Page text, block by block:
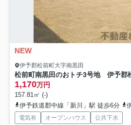
NEW
伊予郡松前町大字南黒田
1,170万円
157.81㎡ (-)
伊予鉄道郡中線「新川」駅 徒歩6分
電気有 オープンハウス 公共下水